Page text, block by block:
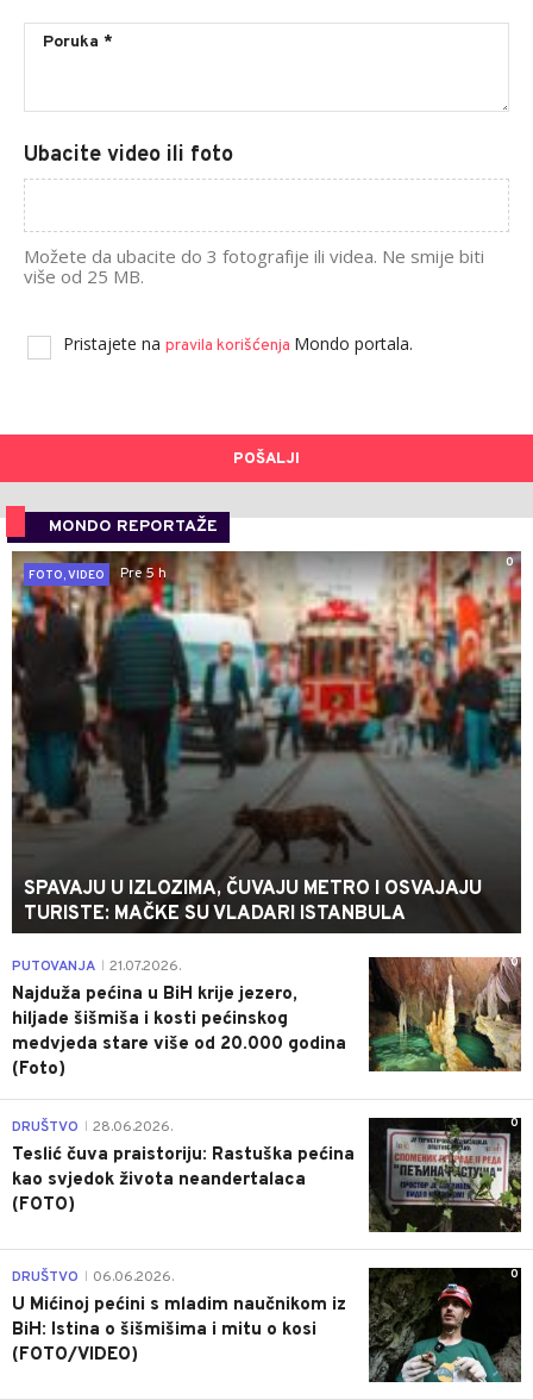
Ubacite video ili foto
Možete da ubacite do 3 fotografije ili videa. Ne smije biti
više od 25 MB.
Pristajete na pravila korišćenja Mondo portala.
POŠALJI
MONDO REPORTAŽE
0
FOTO, VIDEO
Pre 5 h
SPAVAJU U IZLOZIMA, ČUVAJU METRO I OSVAJAJU
TURISTE: MAČKE SU VLADARI ISTANBULA
0
PUTOVANJA 21.07.2026.
Najduža pećina u BiH krije jezero,
hiljade šišmiša i kosti pećinskog
medvjeda stare više od 20.000 godina
(Foto)
0
DRUŠTVO 28.06.2026.
Teslić čuva praistoriju: Rastuška pećina
kao svjedok života neandertalaca
(FOTO)
0
DRUŠTVO 06.06.2026.
U Mićinoj pećini s mladim naučnikom iz
BiH: Istina o šišmišima i mitu o kosi
(FOTO/VIDEO)